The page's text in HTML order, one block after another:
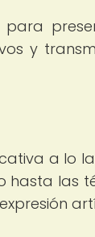
y
a lo
hasta las